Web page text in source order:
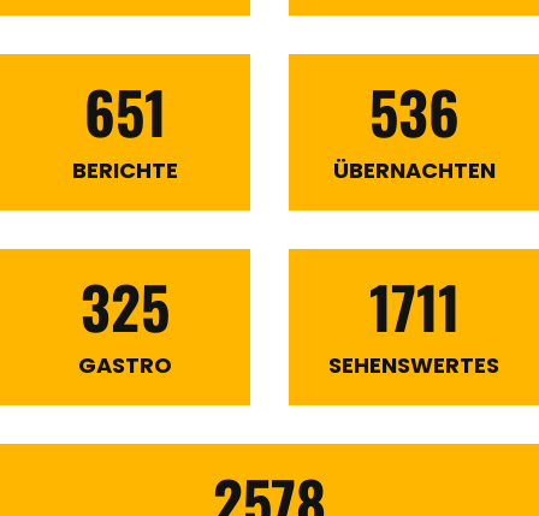
651
BERICHTE
536
ÜBERNACHTEN
325
GASTRO
1711
SEHENSWERTES